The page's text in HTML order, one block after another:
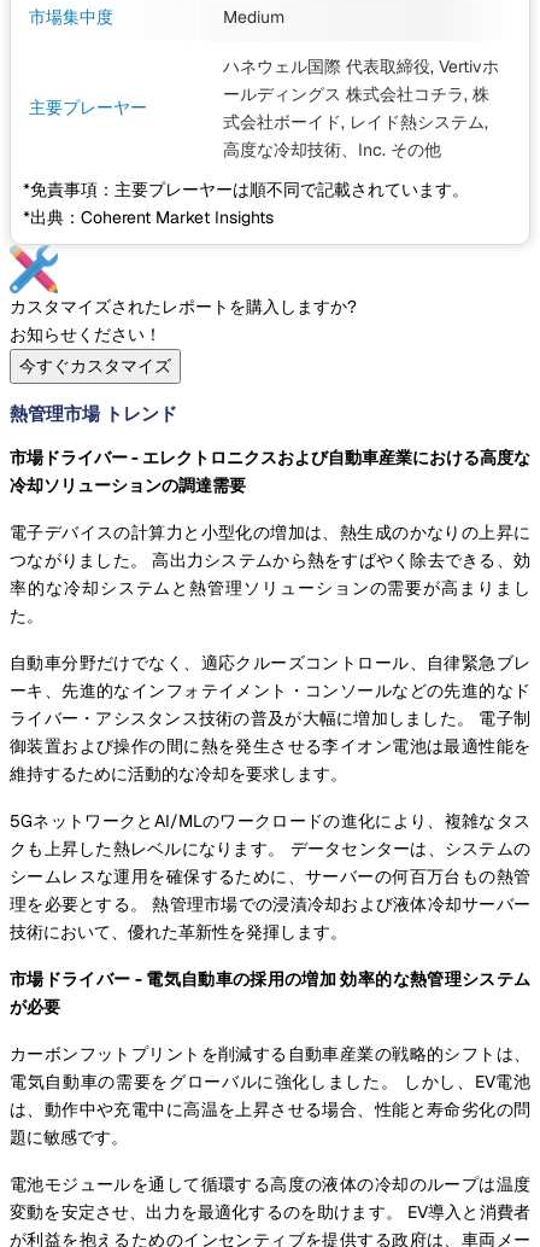
市場集中度 Medium
主要プレーヤー
ハネウェル国際 代表取締役, Vertivホ
ールディングス 株式会社コチラ, 株
式会社ボーイド, レイド熱システム,
高度な冷却技術、Inc. その他
*免責事項：主要プレーヤーは順不同で記載されています。
*出典：Coherent Market Insights
カスタマイズされたレポートを購入しますか?
お知らせください！
今すぐカスタマイズ
熱管理市場 トレンド
市場ドライバー - エレクトロニクスおよび自動車産業における高度な
冷却ソリューションの調達需要
電子デバイスの計算力と小型化の増加は、熱生成のかなりの上昇に
つながりました。 高出力システムから熱をすばやく除去できる、効
率的な冷却システムと熱管理ソリューションの需要が高まりまし
た。
自動車分野だけでなく、適応クルーズコントロール、自律緊急ブレ
ーキ、先進的なインフォテイメント・コンソールなどの先進的なド
ライバー・アシスタンス技術の普及が大幅に増加しました。 電子制
御装置および操作の間に熱を発生させる李イオン電池は最適性能を
維持するために活動的な冷却を要求します。
5GネットワークとAI/MLのワークロードの進化により、複雑なタス
クも上昇した熱レベルになります。 データセンターは、システムの
シームレスな運用を確保するために、サーバーの何百万台もの熱管
理を必要とする。 熱管理市場での浸漬冷却および液体冷却サーバー
技術において、優れた革新性を発揮します。
市場ドライバー - 電気自動車の採用の増加 効率的な熱管理システム
が必要
カーボンフットプリントを削減する自動車産業の戦略的シフトは、
電気自動車の需要をグローバルに強化しました。 しかし、EV電池
は、動作中や充電中に高温を上昇させる場合、性能と寿命劣化の問
題に敏感です。
電池モジュールを通して循環する高度の液体の冷却のループは温度
変動を安定させ、出力を最適化するのを助けます。 EV導入と消費者
が利益を抱えるためのインセンティブを提供する政府は、車両メー